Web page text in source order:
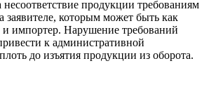
несоответствие продукции требованиям
которым может быть как
и импортер. Нарушение требований
к административной
до изъятия продукции из оборота.